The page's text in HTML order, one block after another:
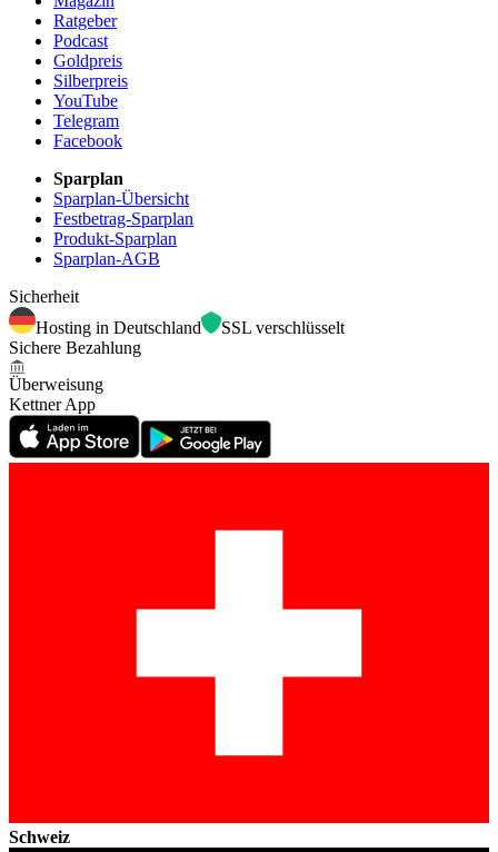
Ratgeber
Podcast
Goldpreis
Silberpreis
YouTube
Telegram
Facebook
Sparplan
Sparplan-Übersicht
Festbetrag-Sparplan
Produkt-Sparplan
Sparplan-AGB
Sicherheit
Hosting in Deutschland
SSL verschlüsselt
Sichere Bezahlung
Überweisung
Kettner App
Schweiz